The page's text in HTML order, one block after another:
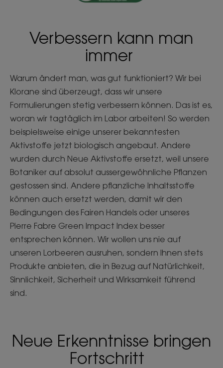
Verbessern kann man
immer
Warum ändert man, was gut funktioniert? Wir bei
Klorane sind überzeugt, dass wir unsere
Formulierungen stetig verbessern können. Das ist es,
woran wir tagtäglich im Labor arbeiten! So werden
beispielsweise einige unserer bekanntesten
Aktivstoffe jetzt biologisch angebaut. Andere
wurden durch Neue Aktivstoffe ersetzt, weil unsere
Botaniker auf absolut aussergewöhnliche Pflanzen
gestossen sind. Andere pflanzliche Inhaltsstoffe
können auch ersetzt werden, damit wir den
Bedingungen des Fairen Handels oder unseres
Pierre Fabre Green Impact Index besser
entsprechen können. Wir wollen uns nie auf
unseren Lorbeeren ausruhen, sondern Ihnen stets
Produkte anbieten, die in Bezug auf Natürlichkeit,
Sinnlichkeit, Sicherheit und Wirksamkeit führend
sind.
Neue Erkenntnisse bringen
Fortschritt